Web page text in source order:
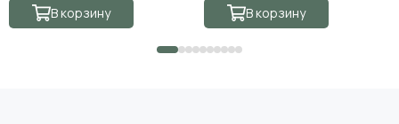
В корзину В корзину